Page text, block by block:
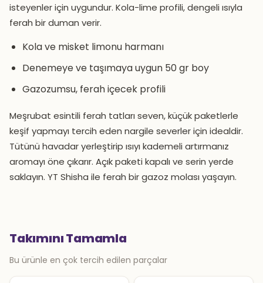
isteyenler için uygundur. Kola-lime profili, dengeli ısıyla
ferah bir duman verir.
Kola ve misket limonu harmanı
Denemeye ve taşımaya uygun 50 gr boy
Gazozumsu, ferah içecek profili
Meşrubat esintili ferah tatları seven, küçük paketlerle
keşif yapmayı tercih eden nargile severler için idealdir.
Tütünü havadar yerleştirip ısıyı kademeli artırmanız
aromayı öne çıkarır. Açık paketi kapalı ve serin yerde
saklayın. YT Shisha ile ferah bir gazoz molası yaşayın.
Takımını Tamamla
Bu ürünle en çok tercih edilen parçalar